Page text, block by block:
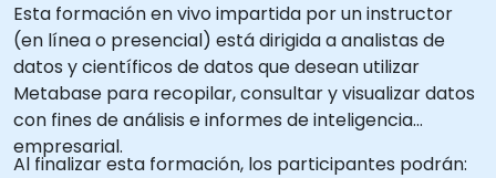
Esta formación en vivo impartida por un instructor
(en línea o presencial) está dirigida a analistas de
datos y científicos de datos que desean utilizar
Metabase para recopilar, consultar y visualizar datos
con fines de análisis e informes de inteligencia
empresarial.
Al finalizar esta formación, los participantes podrán: